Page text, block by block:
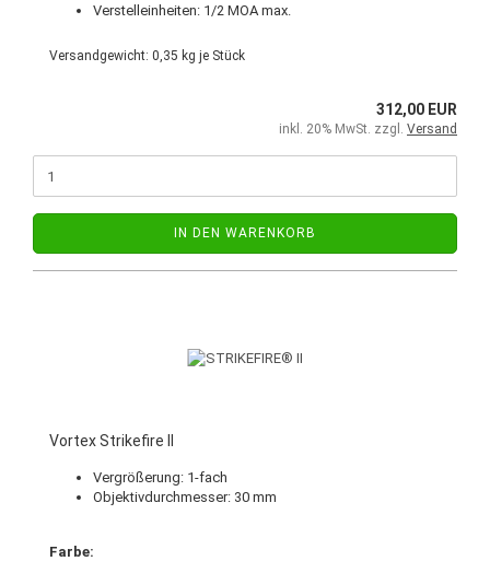
Verstelleinheiten: 1/2 MOA max.
Versandgewicht: 0,35 kg je Stück
312,00 EUR
inkl. 20% MwSt. zzgl. Versand
IN DEN WARENKORB
Vortex Strikefire II
Vergrößerung: 1-fach
Objektivdurchmesser: 30 mm
Farbe: